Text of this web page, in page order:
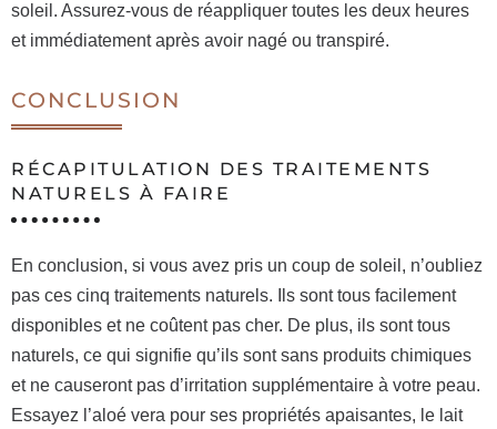
soleil. Assurez-vous de réappliquer toutes les deux heures
et immédiatement après avoir nagé ou transpiré.
CONCLUSION
RÉCAPITULATION DES TRAITEMENTS
NATURELS À FAIRE
En conclusion, si vous avez pris un coup de soleil, n’oubliez
pas ces cinq traitements naturels. Ils sont tous facilement
disponibles et ne coûtent pas cher. De plus, ils sont tous
naturels, ce qui signifie qu’ils sont sans produits chimiques
et ne causeront pas d’irritation supplémentaire à votre peau.
Essayez l’aloé vera pour ses propriétés apaisantes, le lait